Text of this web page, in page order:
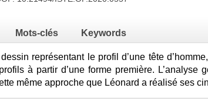
Mots-clés Keywords
dessin représentant le profil d’une tête
à partir d’une forme première.
même approche que Léonard a réalisé ses